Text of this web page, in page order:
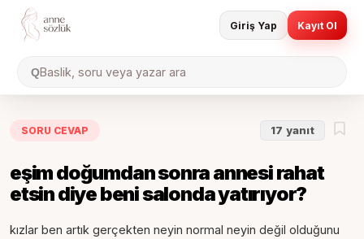
QBaslik, soru veya yazar ara
Giriş Yap Kayıt Ol
SORU CEVAP 17 yanıt
eşim doğumdan sonra annesi rahat
etsin diye beni salonda yatırıyor?
kızlar ben artık gerçekten neyin normal neyin değil olduğunu